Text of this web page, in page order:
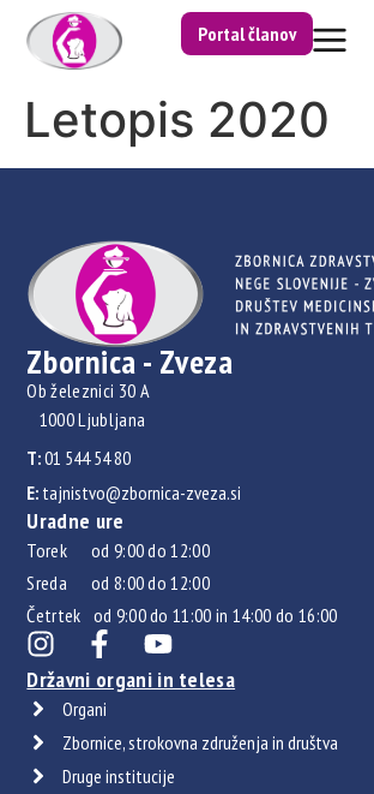
Portal članov
Letopis 2020
Zbornica - Zveza
Ob železnici 30 A
1000 Ljubljana
T:01 544 54 80
E: tajnistvo@zbornica-zveza.si
Uradne ure
Torek od 9:00 do 12:00
Sreda od 8:00 do 12:00
Četrtek od 9:00 do 11:00 in 14:00 do 16:00
Državni organi in telesa
Organi
Zbornice, strokovna združenja in društva
Druge institucije